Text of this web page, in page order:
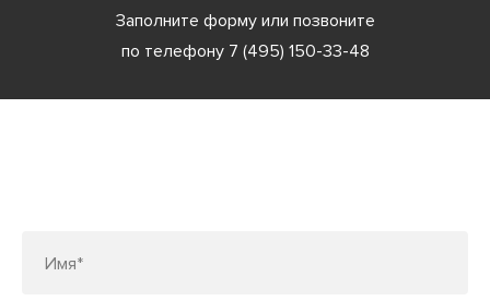
Заполните форму или позвоните
по телефону 7 (495) 150-33-48
Имя*